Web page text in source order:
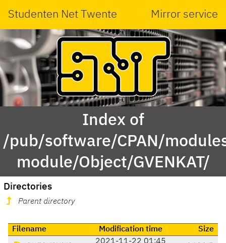
Studenten Net Twente Mirror service
Index of
/pub/software/CPAN/
module/Object/GVENKAT/
Directories
Parent directory
Filename Modification time Size